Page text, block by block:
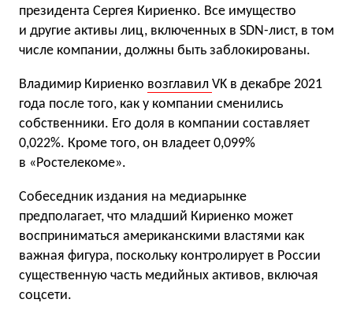
президента Сергея Кириенко. Все имущество
и другие активы лиц, включенных в SDN-лист, в том
числе компании, должны быть заблокированы.
Владимир Кириенко возглавил VK в декабре 2021
года после того, как у компании сменились
собственники. Его доля в компании составляет
0,022%. Кроме того, он владеет 0,099%
в «Ростелекоме».
Собеседник издания на медиарынке
предполагает, что младший Кириенко может
восприниматься американскими властями как
важная фигура, поскольку контролирует в России
существенную часть медийных активов, включая
соцсети.